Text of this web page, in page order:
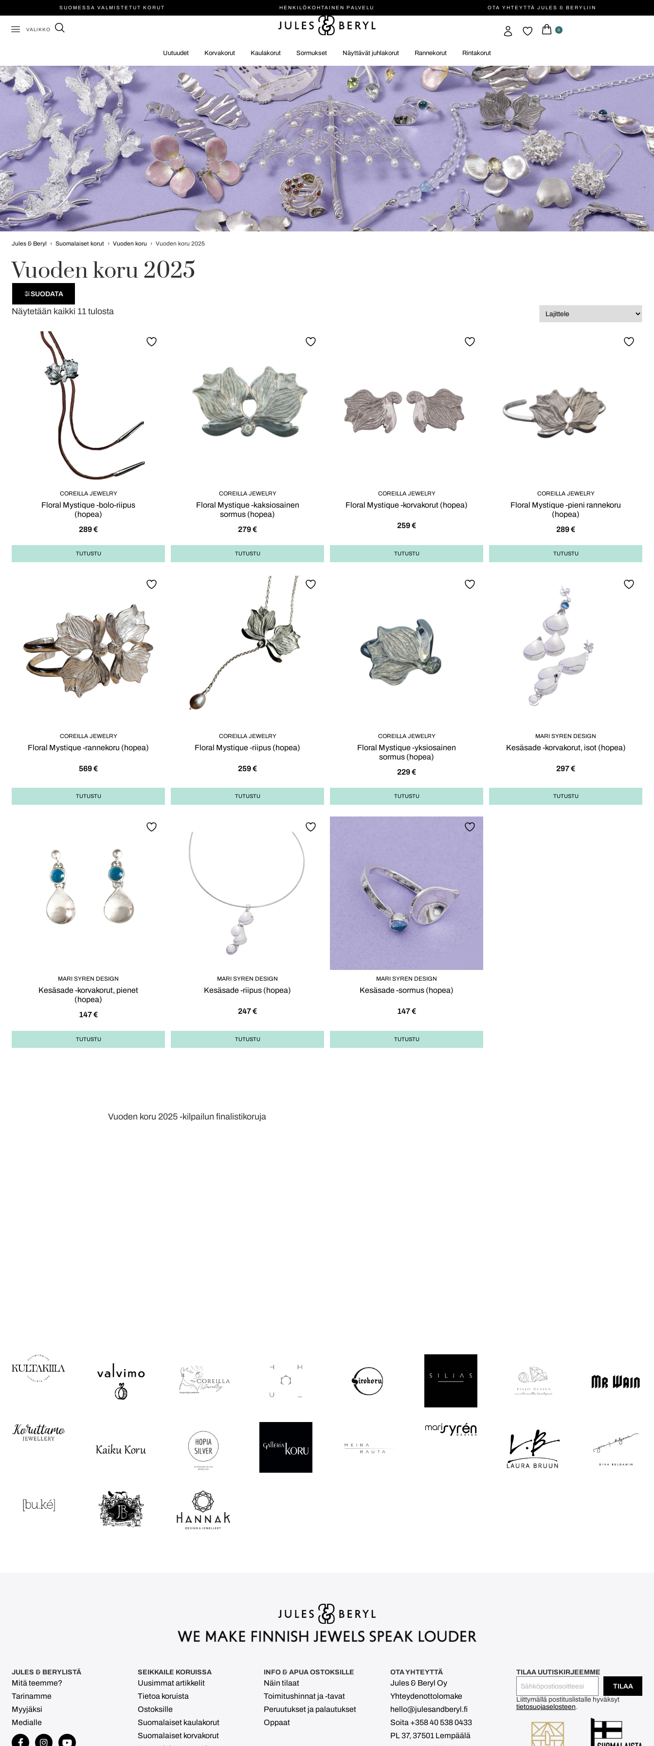
SUOMESSA VALMISTETUT KORUT HENKILÖ­KOHTAINEN PALVELU OTA YHTEYTTÄ JULES & BERYLIIN
VALIKKO 0
Uutuudet Korvakorut Kaulakorut Sormukset Näyttävät juhlakorut Rannekorut Rintakorut
Jules & Beryl › Suomalaiset korut › Vuoden koru › Vuoden koru 2025
Vuoden koru 2025
SUODATA
Näytetään kaikki 11 tulosta
COREILLA JEWELRY
Floral Mystique -bolo-riipus
(hopea)
289€
TUTUSTU
COREILLA JEWELRY
Floral Mystique -kaksiosainen
sormus (hopea)
279€
TUTUSTU
COREILLA JEWELRY
Floral Mystique -korvakorut (hopea)
259€
TUTUSTU
COREILLA JEWELRY
Floral Mystique -pieni rannekoru
(hopea)
289€
TUTUSTU
COREILLA JEWELRY
Floral Mystique -rannekoru (hopea)
569€
TUTUSTU
COREILLA JEWELRY
Floral Mystique -riipus (hopea)
259€
TUTUSTU
COREILLA JEWELRY
Floral Mystique -yksiosainen
sormus (hopea)
229€
TUTUSTU
MARI SYREN DESIGN
Kesäsade -korvakorut, isot (hopea)
297€
TUTUSTU
MARI SYREN DESIGN
Kesäsade -korvakorut, pienet
(hopea)
147€
TUTUSTU
MARI SYREN DESIGN
Kesäsade -riipus (hopea)
247€
TUTUSTU
MARI SYREN DESIGN
Kesäsade -sormus (hopea)
147€
TUTUSTU
Vuoden koru 2025 -kilpailun finalistikoruja
JULES & BERYLISTÄ
Mitä teemme?
Tarinamme
Myyjäksi
Medialle
SEIKKAILE KORUISSA
Uusimmat artikkelit
Tietoa koruista
Ostoksille
Suomalaiset kaulakorut
Suomalaiset korvakorut
INFO & APUA OSTOKSILLE
Näin tilaat
Toimitushinnat ja -tavat
Peruutukset ja palautukset
Oppaat
OTA YHTEYTTÄ
Jules & Beryl Oy
Yhteydenottolomake
hello@julesandberyl.fi
Soita +358 40 538 0433
PL 37, 37501 Lempäälä
TILAA UUTISKIRJEEMME
TILAA
Liittymällä postituslistalle hyväksyt
tietosuojaselosteen.